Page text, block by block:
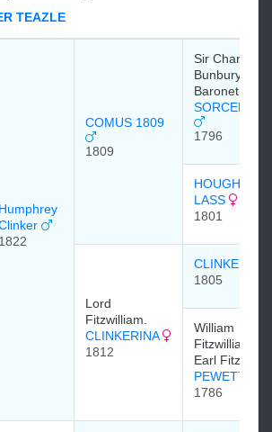
TEAZLE
Humphrey
1822
COMUS 1809
1809
Sir Charles
Bunbury, 6th
Baronet
SORCERER
1796
HOUGHTON
LASS
1801
Lord
Fitzwilliam.
CLINKERINA
1812
CLINKER
1805
William
Fitzwilliam,
Earl
PEWETT
1786